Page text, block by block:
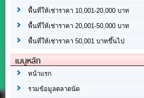
พื้นที่ให้เช่าราคา 10,001-20,000 บาท
พื้นที่ให้เช่าราคา 20,001-50,000 บาท
พื้นที่ให้เช่าราคา 50,001 บาทขึ้นไป
เมนูหลัก
หน้าแรก
รวมข้อมูลตลาดนัด